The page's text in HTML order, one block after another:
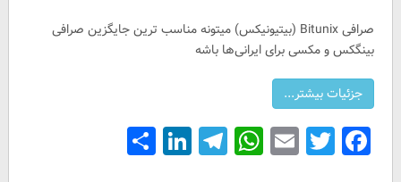
صرافی Bitunix (بیتیونیکس) میتونه مناسب ترین جایگزین صرافی
بینگکس و مکسی برای ایرانی‌ها باشه
Facebook
Twitter
Email
WhatsApp
Telegram
LinkedIn
Share